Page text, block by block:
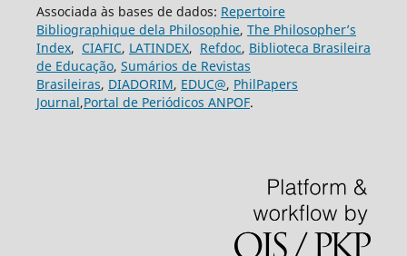
Associada às bases de dados: Repertoire
Bibliographique dela Philosophie, The Philosopher’s
Index, CIAFIC, LATINDEX, Refdoc, Biblioteca Brasileira
de Educação, Sumários de Revistas
Brasileiras, DIADORIM, EDUC@, PhilPapers
Journal,Portal de Periódicos ANPOF.